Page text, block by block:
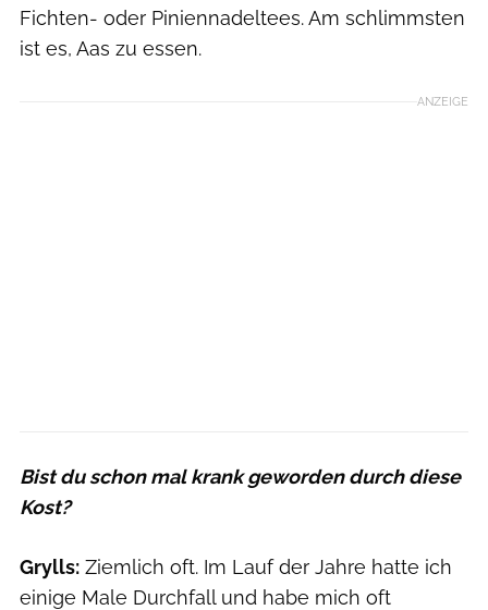
Fichten- oder Piniennadeltees. Am schlimmsten
ist es, Aas zu essen.
ANZEIGE
Bist du schon mal krank geworden durch diese
Kost?
Grylls: Ziemlich oft. Im Lauf der Jahre hatte ich
einige Male Durchfall und habe mich oft